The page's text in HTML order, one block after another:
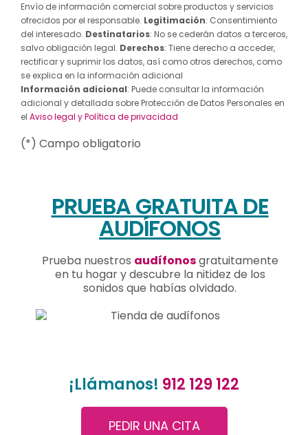
Envío de información comercial sobre productos y servicios
ofrecidos por el responsable. Legitimación: Consentimiento
del interesado. Destinatarios: No se cederán datos a terceros,
salvo obligación legal. Derechos: Tiene derecho a acceder,
rectificar y suprimir los datos, así como otros derechos, como
se explica en la información adicional
Información adicional: Puede consultar la información
adicional y detallada sobre Protección de Datos Personales en
el Aviso legal y Política de privacidad
(*) Campo obligatorio
PRUEBA GRATUITA DE
AUDÍFONOS
Prueba nuestros audífonosgratuitamente
en tu hogar y descubre la nitidez de los
sonidos que habías olvidado.
¡Llámanos! 912 129 122
PEDIR UNA CITA